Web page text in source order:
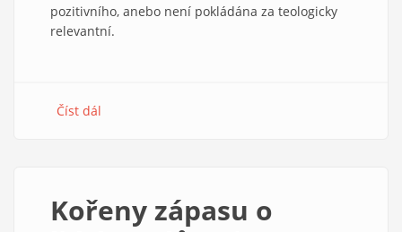
pozitivního, anebo není pokládána za teologicky
relevantní.
Číst dál
o sekularizaci
Kořeny zápasu o